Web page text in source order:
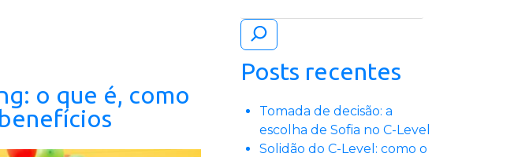
o que é, como
Posts recentes
Tomada de decisão: a
escolha de Sofia no C-Level
Solidão do C-Level: como o